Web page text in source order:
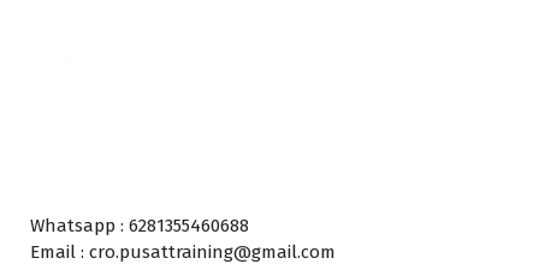
Whatsapp : 6281355460688
Email : cro.pusattraining@gmail.com